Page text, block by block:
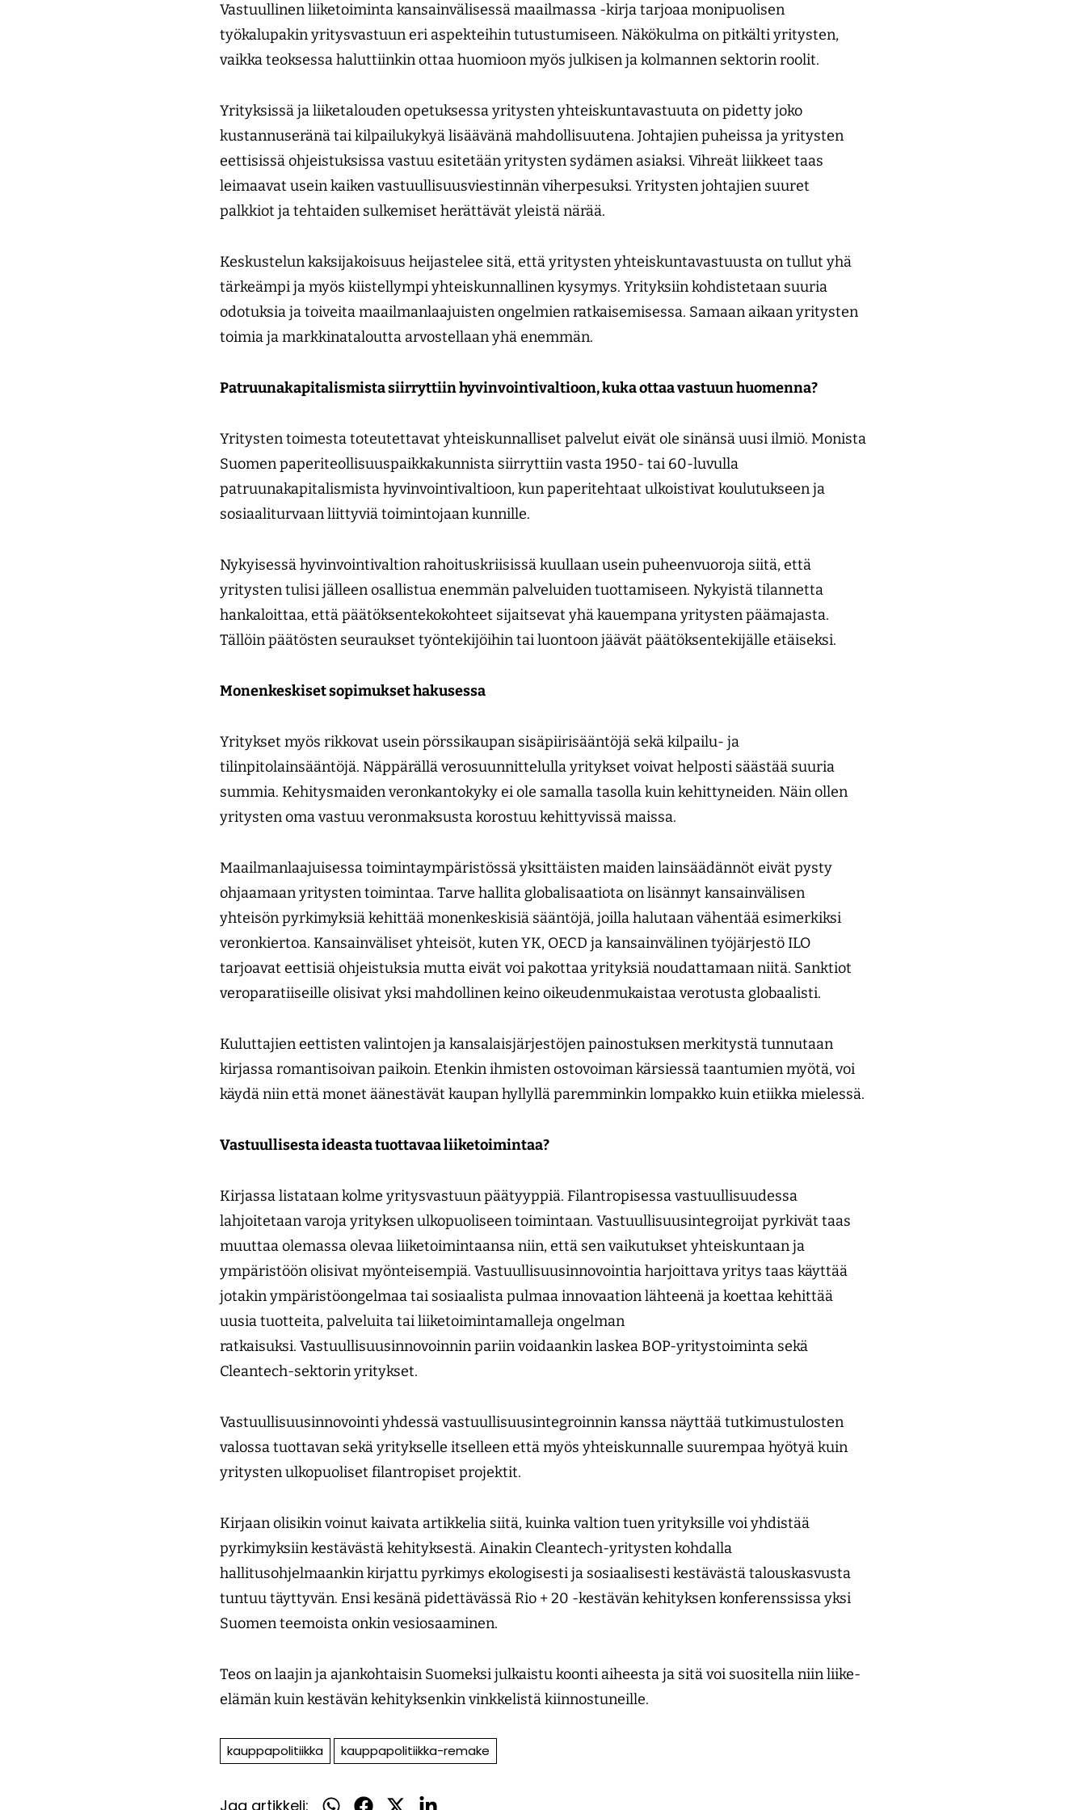
Vastuullinen liiketoiminta kansainvälisessä maailmassa -kirja tarjoaa monipuolisen
työkalupakin yritysvastuun eri aspekteihin tutustumiseen. Näkökulma on pitkälti yritysten,
vaikka teoksessa haluttiinkin ottaa huomioon myös julkisen ja kolmannen sektorin roolit.
Yrityksissä ja liiketalouden opetuksessa yritysten yhteiskuntavastuuta on pidetty joko
kustannuseränä tai kilpailukykyä lisäävänä mahdollisuutena. Johtajien puheissa ja yritysten
eettisissä ohjeistuksissa vastuu esitetään yritysten sydämen asiaksi. Vihreät liikkeet taas
leimaavat usein kaiken vastuullisuusviestinnän viherpesuksi. Yritysten johtajien suuret
palkkiot ja tehtaiden sulkemiset herättävät yleistä närää.
Keskustelun kaksijakoisuus heijastelee sitä, että yritysten yhteiskuntavastuusta on tullut yhä
tärkeämpi ja myös kiistellympi yhteiskunnallinen kysymys. Yrityksiin kohdistetaan suuria
odotuksia ja toiveita maailmanlaajuisten ongelmien ratkaisemisessa. Samaan aikaan yritysten
toimia ja markkinataloutta arvostellaan yhä enemmän.
Patruunakapitalismista siirryttiin hyvinvointivaltioon, kuka ottaa vastuun huomenna?
Yritysten toimesta toteutettavat yhteiskunnalliset palvelut eivät ole sinänsä uusi ilmiö. Monista
Suomen paperiteollisuuspaikkakunnista siirryttiin vasta 1950- tai 60-luvulla
patruunakapitalismista hyvinvointivaltioon, kun paperitehtaat ulkoistivat koulutukseen ja
sosiaaliturvaan liittyviä toimintojaan kunnille.
Nykyisessä hyvinvointivaltion rahoituskriisissä kuullaan usein puheenvuoroja siitä, että
yritysten tulisi jälleen osallistua enemmän palveluiden tuottamiseen. Nykyistä tilannetta
hankaloittaa, että päätöksentekokohteet sijaitsevat yhä kauempana yritysten päämajasta.
Tällöin päätösten seuraukset työntekijöihin tai luontoon jäävät päätöksentekijälle etäiseksi.
Monenkeskiset sopimukset hakusessa
Yritykset myös rikkovat usein pörssikaupan sisäpiirisääntöjä sekä kilpailu- ja
tilinpitolainsääntöjä. Näppärällä verosuunnittelulla yritykset voivat helposti säästää suuria
summia. Kehitysmaiden veronkantokyky ei ole samalla tasolla kuin kehittyneiden. Näin ollen
yritysten oma vastuu veronmaksusta korostuu kehittyvissä maissa.
Maailmanlaajuisessa toimintaympäristössä yksittäisten maiden lainsäädännöt eivät pysty
ohjaamaan yritysten toimintaa. Tarve hallita globalisaatiota on lisännyt kansainvälisen
yhteisön pyrkimyksiä kehittää monenkeskisiä sääntöjä, joilla halutaan vähentää esimerkiksi
veronkiertoa. Kansainväliset yhteisöt, kuten YK, OECD ja kansainvälinen työjärjestö ILO
tarjoavat eettisiä ohjeistuksia mutta eivät voi pakottaa yrityksiä noudattamaan niitä. Sanktiot
veroparatiiseille olisivat yksi mahdollinen keino oikeudenmukaistaa verotusta globaalisti.
Kuluttajien eettisten valintojen ja kansalaisjärjestöjen painostuksen merkitystä tunnutaan
kirjassa romantisoivan paikoin. Etenkin ihmisten ostovoiman kärsiessä taantumien myötä, voi
käydä niin että monet äänestävät kaupan hyllyllä paremminkin lompakko kuin etiikka mielessä.
Vastuullisesta ideasta tuottavaa liiketoimintaa?
Kirjassa listataan kolme yritysvastuun päätyyppiä. Filantropisessa vastuullisuudessa
lahjoitetaan varoja yrityksen ulkopuoliseen toimintaan. Vastuullisuusintegroijat pyrkivät taas
muuttaa olemassa olevaa liiketoimintaansa niin, että sen vaikutukset yhteiskuntaan ja
ympäristöön olisivat myönteisempiä. Vastuullisuusinnovointia harjoittava yritys taas käyttää
jotakin ympäristöongelmaa tai sosiaalista pulmaa innovaation lähteenä ja koettaa kehittää
uusia tuotteita, palveluita tai liiketoimintamalleja ongelman
ratkaisuksi. Vastuullisuusinnovoinnin pariin voidaankin laskea BOP-yritystoiminta sekä
Cleantech-sektorin yritykset.
Vastuullisuusinnovointi yhdessä vastuullisuusintegroinnin kanssa näyttää tutkimustulosten
valossa tuottavan sekä yritykselle itselleen että myös yhteiskunnalle suurempaa hyötyä kuin
yritysten ulkopuoliset filantropiset projektit.
Kirjaan olisikin voinut kaivata artikkelia siitä, kuinka valtion tuen yrityksille voi yhdistää
pyrkimyksiin kestävästä kehityksestä. Ainakin Cleantech-yritysten kohdalla
hallitusohjelmaankin kirjattu pyrkimys ekologisesti ja sosiaalisesti kestävästä talouskasvusta
tuntuu täyttyvän. Ensi kesänä pidettävässä Rio + 20 -kestävän kehityksen konferenssissa yksi
Suomen teemoista onkin vesiosaaminen.
Teos on laajin ja ajankohtaisin Suomeksi julkaistu koonti aiheesta ja sitä voi suositella niin liike-
elämän kuin kestävän kehityksenkin vinkkelistä kiinnostuneille.
kauppapolitiikka kauppapolitiikka-remake
Jaa artikkeli: